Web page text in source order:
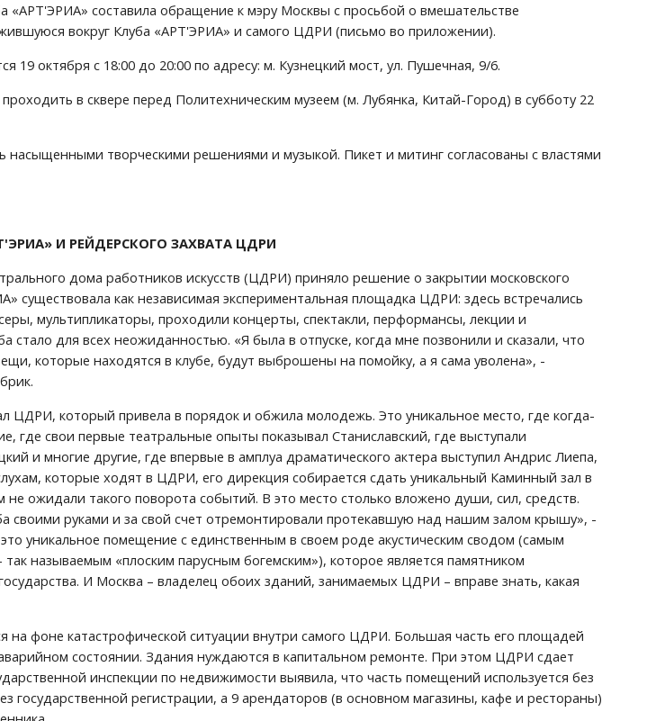
«АРТ'ЭРИА» составила обращение к мэру Москвы с просьбой о вмешательстве
вокруг Клуба «АРТ'ЭРИА» и самого ЦДРИ (письмо во приложении).
19 октября с 18:00 до 20:00 по адресу: м. Кузнецкий мост, ул. Пушечная, 9/6.
в сквере перед Политехническим музеем (м. Лубянка, Китай-Город) в субботу 22
творческими решениями и музыкой. Пикет и митинг согласованы с властями
И РЕЙДЕРСКОГО ЗАХВАТА ЦДРИ
дома работников искусств (ЦДРИ) приняло решение о закрытии московского
существовала как независимая экспериментальная площадка ЦДРИ: здесь встречались
мультипликаторы, проходили концерты, спектакли, перформансы, лекции и
стало для всех неожиданностью. «Я была в отпуске, когда мне позвонили и сказали, что
которые находятся в клубе, будут выброшены на помойку, а я сама уволена», -
ЦДРИ, который привела в порядок и обжила молодежь. Это уникальное место, где когда-
где свои первые театральные опыты показывал Станиславский, где выступали
и многие другие, где впервые в амплуа драматического актера выступил Андрис Лиепа,
которые ходят в ЦДРИ, его дирекция собирается сдать уникальный Каминный зал в
ожидали такого поворота событий. В это место столько вложено души, сил, средств.
своими руками и за свой счет отремонтировали протекавшую над нашим залом крышу», -
уникальное помещение с единственным в своем роде акустическим сводом (самым
называемым «плоским парусным богемским»), которое является памятником
И Москва – владелец обоих зданий, занимаемых ЦДРИ – вправе знать, какая
на фоне катастрофической ситуации внутри самого ЦДРИ. Большая часть его площадей
состоянии. Здания нуждаются в капитальном ремонте. При этом ЦДРИ сдает
инспекции по недвижимости выявила, что часть помещений используется без
государственной регистрации, а 9 арендаторов (в основном магазины, кафе и рестораны)